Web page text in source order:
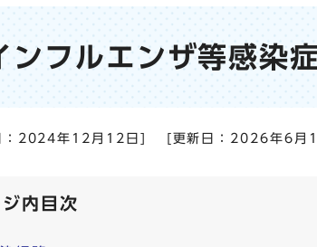
ンフルエンザ等感染
2024年12月12日 [更新日： 2026年6月
内目次